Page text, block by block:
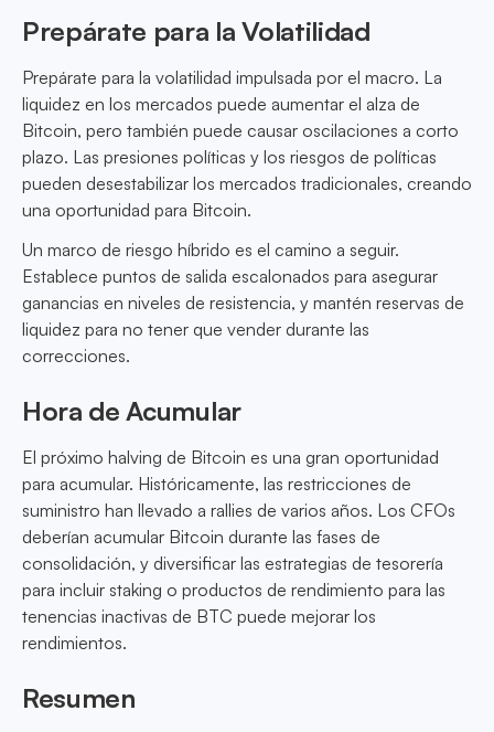
Prepárate para la Volatilidad
Prepárate para la volatilidad impulsada por el macro. La
liquidez en los mercados puede aumentar el alza de
Bitcoin, pero también puede causar oscilaciones a corto
plazo. Las presiones políticas y los riesgos de políticas
pueden desestabilizar los mercados tradicionales, creando
una oportunidad para Bitcoin.
Un marco de riesgo híbrido es el camino a seguir.
Establece puntos de salida escalonados para asegurar
ganancias en niveles de resistencia, y mantén reservas de
liquidez para no tener que vender durante las
correcciones.
Hora de Acumular
El próximo halving de Bitcoin es una gran oportunidad
para acumular. Históricamente, las restricciones de
suministro han llevado a rallies de varios años. Los CFOs
deberían acumular Bitcoin durante las fases de
consolidación, y diversificar las estrategias de tesorería
para incluir staking o productos de rendimiento para las
tenencias inactivas de BTC puede mejorar los
rendimientos.
Resumen